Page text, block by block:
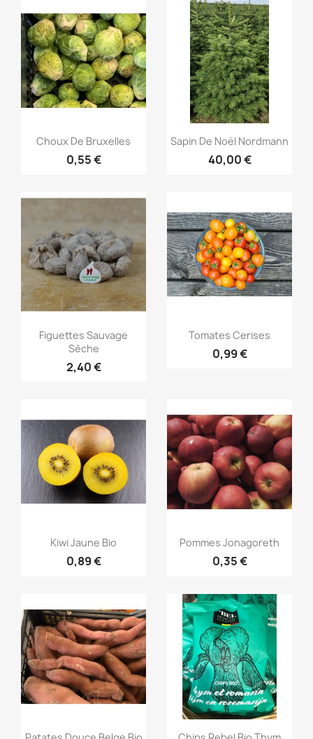
Aperçu rapide
Choux De Bruxelles
0,55 €
 Aperçu rapide
Sapin De Noël Nordmann
40,00 €
Aperçu rapide
Figuettes Sauvage
Sèche
2,40 €
Aperçu rapide
Tomates Cerises
0,99 €
Aperçu rapide
Kiwi Jaune Bio
0,89 €
Aperçu rapide
Pommes Jonagoreth
0,35 €
Aperçu rapide Aperçu rapide